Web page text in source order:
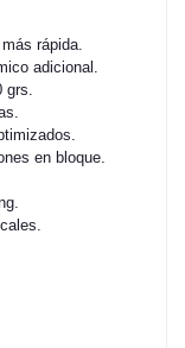
rápida.
adicional.
en bloque.